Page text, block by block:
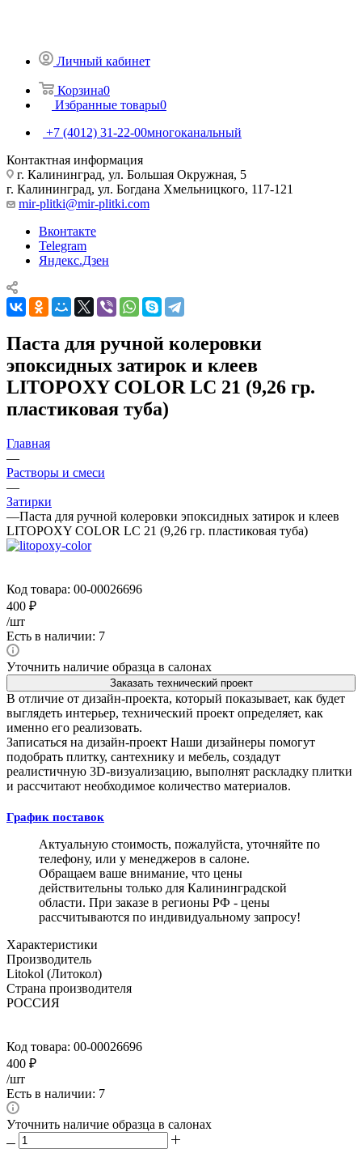
Личный кабинет
Корзина0
Избранные товары0
+7 (4012) 31-22-00многоканальный
Контактная информация
г. Калининград, ул. Большая Окружная, 5
г. Калининград, ул. Богдана Хмельницкого, 117-121
mir-plitki@mir-plitki.com
Вконтакте
Telegram
Яндекс.Дзен
Паста для ручной колеровки
эпоксидных затирок и клеев
LITOPOXY COLOR LC 21 (9,26 гр.
пластиковая туба)
Главная
—
Растворы и смеси
—
Затирки
—Паста для ручной колеровки эпоксидных затирок и клеев
LITOPOXY COLOR LC 21 (9,26 гр. пластиковая туба)
Код товара: 00-00026696
400 ₽
/шт
Есть в наличии: 7
Уточнить наличие образца в салонах
Заказать технический проект
В отличие от дизайн-проекта, который показывает, как будет
выглядеть интерьер, технический проект определяет, как
именно его реализовать.
Записаться на дизайн-проект Наши дизайнеры помогут
подобрать плитку, сантехнику и мебель, создадут
реалистичную 3D-визуализацию, выполнят раскладку плитки
и рассчитают необходимое количество материалов.
График поставок
Актуальную стоимость, пожалуйста, уточняйте по
телефону, или у менеджеров в салоне.
Обращаем ваше внимание, что цены
действительны только для Калининградской
области. При заказе в регионы РФ - цены
рассчитываются по индивидуальному запросу!
Характеристики
Производитель
Litokol (Литокол)
Страна производителя
РОССИЯ
Код товара: 00-00026696
400 ₽
/шт
Есть в наличии: 7
Уточнить наличие образца в салонах